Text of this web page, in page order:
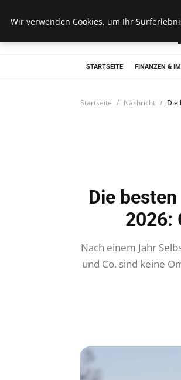
STARTSEITE FINANZEN &
Startseite Nachricht Die
Die
2026:
Nach einem Jahr
und Co. sind keine
Wir verwenden Cookies, um Ihr